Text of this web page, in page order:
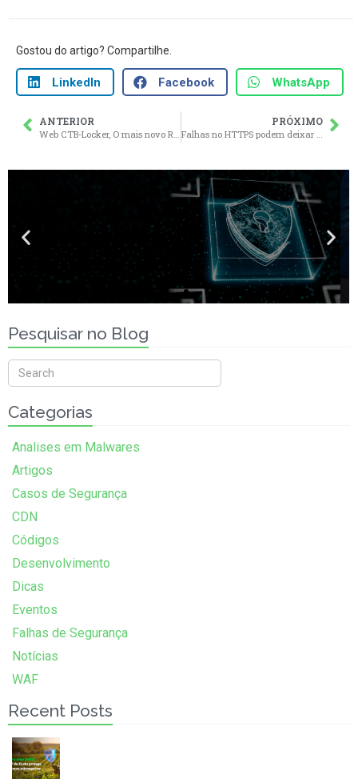
Gostou do artigo? Compartilhe.
LinkedIn Facebook WhatsApp
ANTERIOR PRÓXIMO
Pesquisar no Blog
Categorias
Analises em Malwares
Artigos
Casos de Segurança
CDN
Códigos
Desenvolvimento
Dicas
Eventos
Falhas de Segurança
Notícias
WAF
Recent Posts